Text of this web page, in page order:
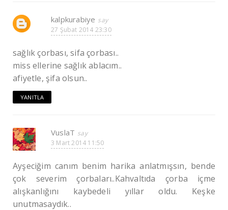
kalpkurabiye
27 Şubat 2014 23:30
sağlık çorbası, sifa çorbası..
miss ellerine sağlık ablacım..
afiyetle, şifa olsun..
YANITLA
VuslaT
3 Mart 2014 11:50
Ayşeciğim canım benim harika anlatmışsın, bende
çok severim çorbaları..Kahvaltıda çorba içme
alışkanlığını kaybedeli yıllar oldu. Keşke
unutmasaydık..